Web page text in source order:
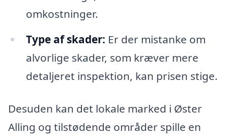
omkostninger.
Type af skader: Er der mistanke om
alvorlige skader, som kræver mere
detaljeret inspektion, kan prisen stige.
Desuden kan det lokale marked i Øster
Alling og tilstødende områder spille en